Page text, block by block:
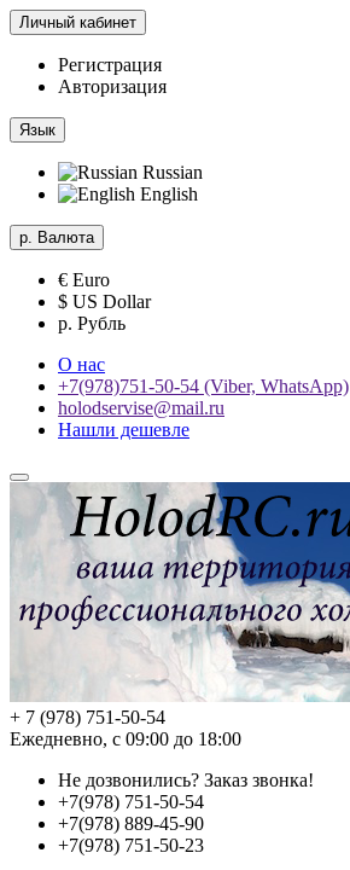
Личный кабинет
Регистрация
Авторизация
Язык
Russian
English
р. Валюта
€ Euro
$ US Dollar
р. Рубль
О нас
+7(978)751-50-54 (Viber, WhatsApp)
holodservise@mail.ru
Нашли дешевле
+ 7 (978) 751-50-54
Ежедневно, с 09:00 до 18:00
Не дозвонились? Заказ звонка!
+7(978) 751-50-54
+7(978) 889-45-90
+7(978) 751-50-23